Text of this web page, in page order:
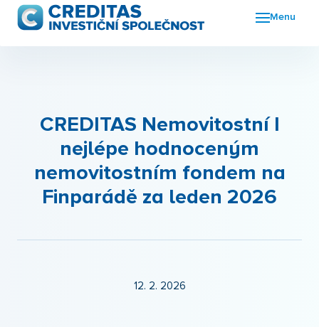
Menu
CREDITAS Nemovitostní I
nejlépe hodnoceným
nemovitostním fondem na
Finparádě za leden 2026
12. 2. 2026